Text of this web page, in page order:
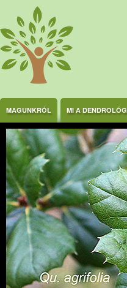
Ugrás a tartalomra
MAGUNKRÓL MI A